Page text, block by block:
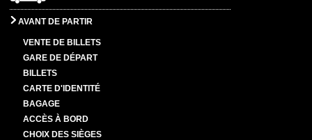
AVANT DE PARTIR
VENTE DE BILLETS
GARE DE DÉPART
BILLETS
CARTE D'IDENTITÉ
BAGAGE
ACCÈS À BORD
CHOIX DES SIÈGES